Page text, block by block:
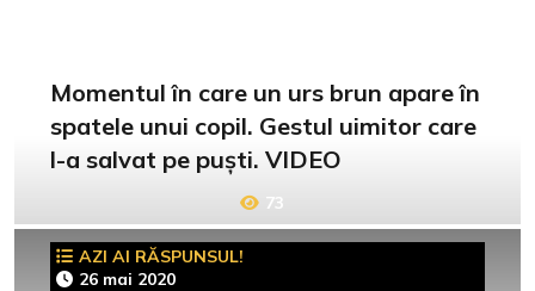
Momentul în care un urs brun apare în
spatele unui copil. Gestul uimitor care
l-a salvat pe puști. VIDEO
73
AZI AI RĂSPUNSUL!
26 mai 2020